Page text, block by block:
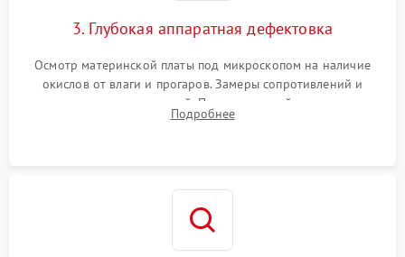
3. Глубокая аппаратная дефектовка
Осмотр материнской платы под микроскопом на наличие
окислов от влаги и прогаров. Замеры сопротивлений и
дежурных напряжений. Проверка цепей питания,
мультиконтроллера, процессора и видеочипа.
Подробнее